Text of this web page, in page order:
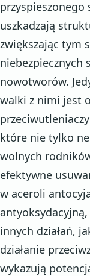
uszkadzają
zwiększając tym
niebezpiecznych
nowotworów.
walki z nimi jest
które nie tylko
wolnych
efektywne
w aceroli
innych działań,
działanie
wykazują